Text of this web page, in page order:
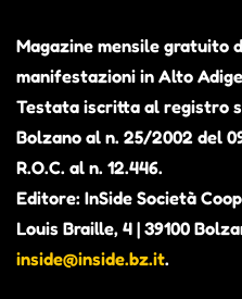
Magazine mensile gratuito
manifestazioni in Alto
Testata iscritta al registro
Bolzano al n. 25/2002 del
R.O.C. al n. 12.446.
Editore: InSide Società
Louis Braille, 4 | 39100
inside@inside.bz.it.